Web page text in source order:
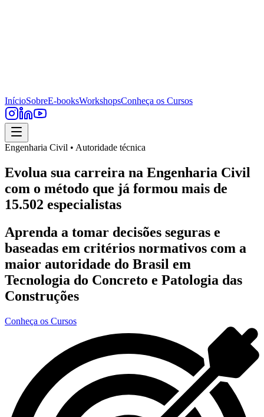
InícioSobreE-booksWorkshopsConheça os Cursos
Engenharia Civil • Autoridade técnica
Evolua sua carreira na Engenharia Civil
com o método que já formou mais de
15.502 especialistas
Aprenda a tomar decisões seguras e
baseadas em critérios normativos com a
maior autoridade do Brasil em
Tecnologia do Concreto e Patologia das
Construções
Conheça os Cursos